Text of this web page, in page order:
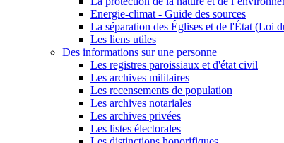
Energie-climat - Guide des sources
La séparation des Églises et de l'État (Loi
Les liens utiles
Des informations sur une personne
Les registres paroissiaux et d'état civil
Les archives militaires
Les recensements de population
Les archives notariales
Les archives privées
Les listes électorales